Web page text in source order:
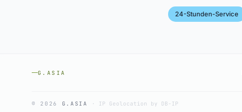
24-Stunden-Service
G.ASIA
© 2026 G.ASIA · IP Geolocation by DB-IP